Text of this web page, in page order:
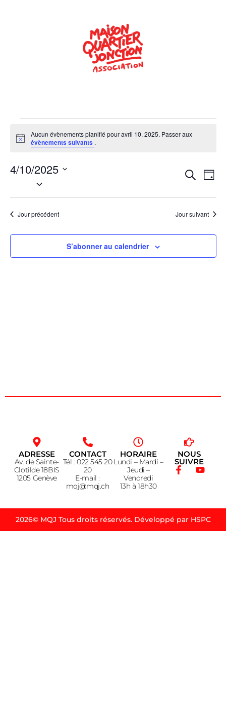
Notice
Aucun évènements planifié pour avril 10, 2025. Passer aux
évènements suivants .
et
de
vues
Recherche
Jour
4/10/2025
Sélectionnez
date.
Jour précédent Jour suivant
S’abonner au calendrier
ADRESSE
Av. de Sainte-
Clotilde 18BIS
1205 Genève
CONTACT
Tél : 022 545 20
20
E-mail :
mqj@mqj.ch
HORAIRE
Lundi – Mardi –
Jeudi –
Vendredi
13h à 18h30
NOUS
SUIVRE
2026© MQJ Tous droits réservés. Développé par HSPC